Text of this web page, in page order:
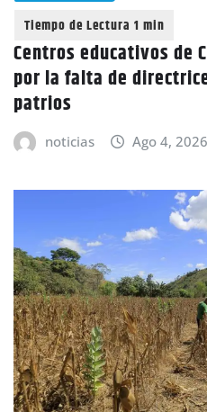
Centros educativos de
por la falta de
patrios
noticias Ago 4, 2026